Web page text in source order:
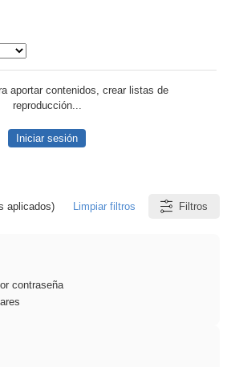
aportar contenidos, crear listas de
reproducción...
Iniciar sesión
aplicados) Limpiar filtros Filtros
contraseña